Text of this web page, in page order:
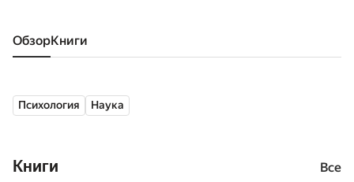
Обзор книги
Психология Наука
Книги Все